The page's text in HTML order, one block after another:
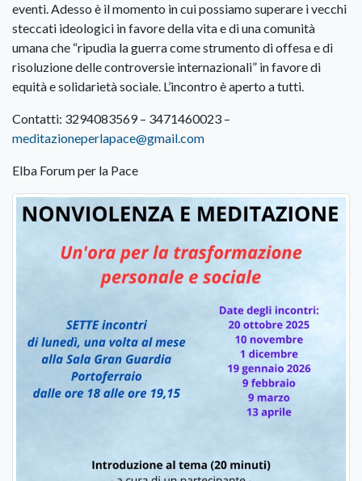
eventi. Adesso è il momento in cui possiamo superare i vecchi
steccati ideologici in favore della vita e di una comunità
umana che “ripudia la guerra come strumento di offesa e di
risoluzione delle controversie internazionali” in favore di
equità e solidarietà sociale. L’incontro è aperto a tutti.
Contatti: 3294083569 – 3471460023 –
meditazioneperlapace@gmail.com
Elba Forum per la Pace